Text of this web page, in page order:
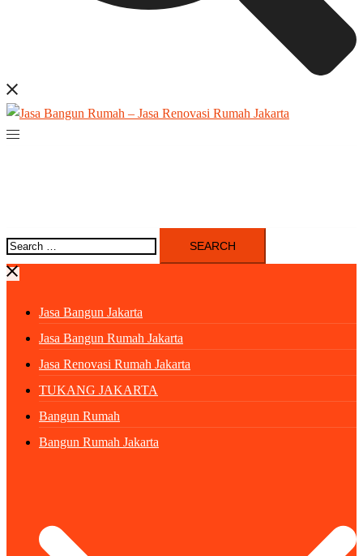
Search
for:
Jasa Bangun Jakarta
Jasa Bangun Rumah Jakarta
Jasa Renovasi Rumah Jakarta
TUKANG JAKARTA
Bangun Rumah
Bangun Rumah Jakarta